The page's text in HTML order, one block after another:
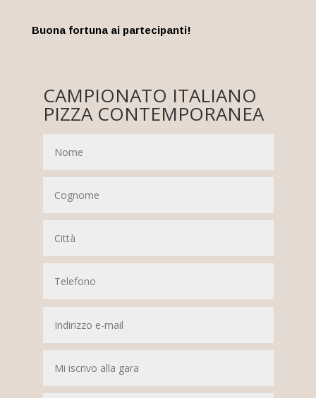
Buona fortuna ai partecipanti!
CAMPIONATO ITALIANO
PIZZA CONTEMPORANEA